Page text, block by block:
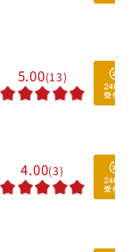
5.00(13)
4.00(3)